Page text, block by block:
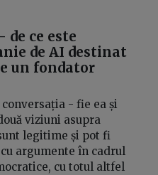
ce este
de AI destinat
un fondator
- fie ea și
viziuni asupra
legitime și pot fi
argumente în cadrul
cu totul altfel